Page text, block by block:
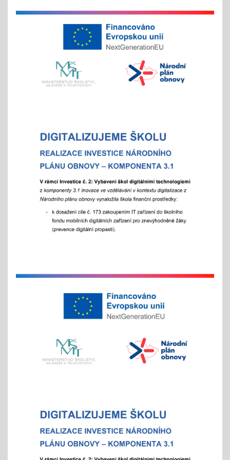
Chystáte se k zápisu?
nabízíme individuální prohlídky školy
"Každý jinak, ale všichni se těšíme"
25.11.2025
celoškolní slavnostní akce
25. 11. 2025
na jaře si potom vyberou žáci 2. st. odměnu/
volný vstup s programem
4x - od 11. do 20. 11.
aneb "Kam na střední?"
pedagogy a školním parlamentem
- od 16 hod.